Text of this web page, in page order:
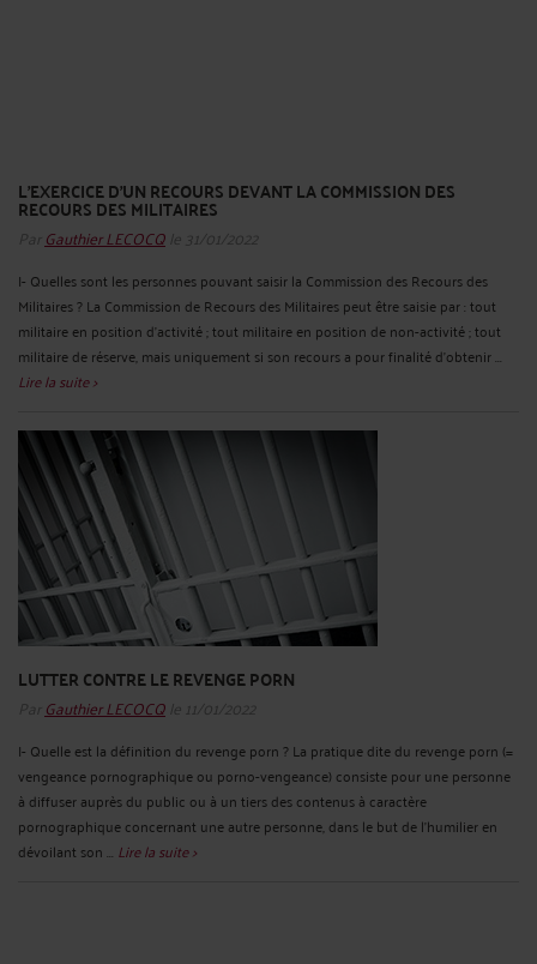
L’EXERCICE D’UN RECOURS DEVANT LA COMMISSION DES
RECOURS DES MILITAIRES
Par Gauthier LECOCQ le 31/01/2022
I- Quelles sont les personnes pouvant saisir la Commission des Recours des
Militaires ? La Commission de Recours des Militaires peut être saisie par : tout
militaire en position d'activité ; tout militaire en position de non-activité ; tout
militaire de réserve, mais uniquement si son recours a pour finalité d’obtenir ...
Lire la suite >
LUTTER CONTRE LE REVENGE PORN
Par Gauthier LECOCQ le 11/01/2022
I- Quelle est la définition du revenge porn ? La pratique dite du revenge porn (=
vengeance pornographique ou porno-vengeance) consiste pour une personne
à diffuser auprès du public ou à un tiers des contenus à caractère
pornographique concernant une autre personne, dans le but de l’humilier en
dévoilant son ... Lire la suite >